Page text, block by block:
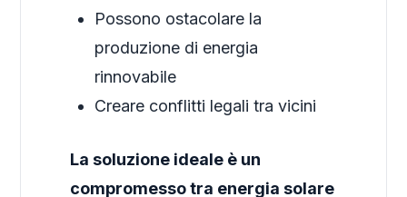
Possono ostacolare la
produzione di energia
rinnovabile
Creare conflitti legali tra vicini
La soluzione ideale è un
compromesso tra energia solare